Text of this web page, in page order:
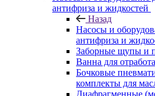
антифриза и жидкостей
Назад
Насосы и
антифриза и
Заборные щупы и
Ванна для
Бочковые
комплекты для
Диафрагменные